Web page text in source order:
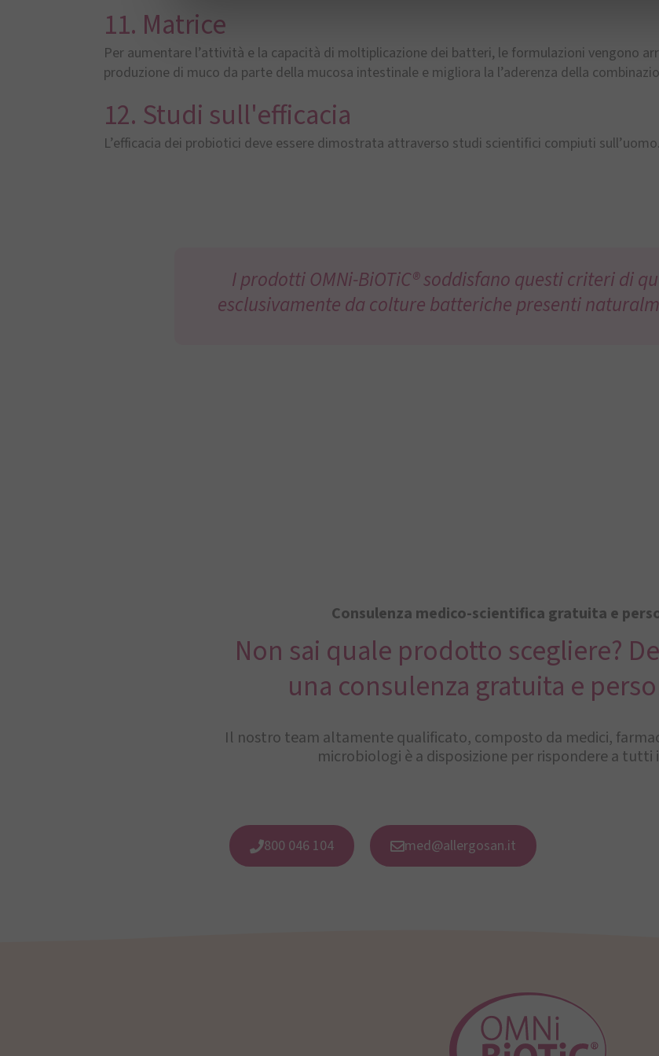
11. Matrice
Per aumentare l’attività e la capacità di moltiplicazione dei batteri, le formulazioni vengono
produzione di muco da parte della mucosa intestinale e migliora la l’aderenza della
12. Studi sull'efficacia
L’efficacia dei probiotici deve essere dimostrata attraverso studi scientifici compiuti sull’uomo.
I prodotti OMNi-BiOTiC® soddisfano questi criteri di
esclusivamente da colture batteriche presenti
Consulenza medico-scientifica gratuita e
Non sai quale prodotto scegliere?
una consulenza gratuita e
Il nostro team altamente qualificato, composto da medici,
microbiologi è a disposizione per rispondere a tutti
800 046 104 med@allergosan.it